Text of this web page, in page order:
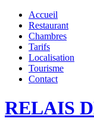
Accueil
Restaurant
Chambres
Tarifs
Localisation
Tourisme
Contact
RELAIS